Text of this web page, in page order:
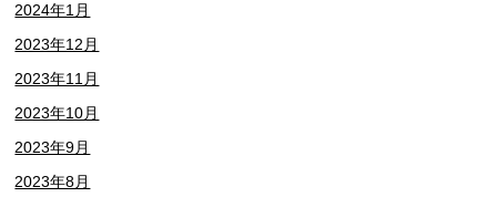
2024年1月
2023年12月
2023年11月
2023年10月
2023年9月
2023年8月